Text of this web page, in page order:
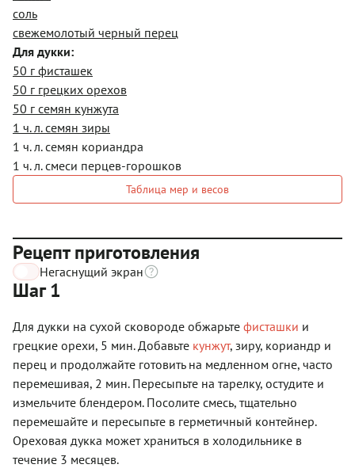
соль
свежемолотый черный перец
Для дукки:
50 г фисташек
50 г грецких орехов
50 г семян кунжута
1 ч. л. семян зиры
1 ч. л. семян кориандра
1 ч. л. смеси перцев-горошков
Таблица мер и весов
Рецепт приготовления
Негаснущий экран
Шаг 1
Для дукки на сухой сковороде обжарьте фисташки и
грецкие орехи, 5 мин. Добавьте кунжут, зиру, кориандр и
перец и продолжайте готовить на медленном огне, часто
перемешивая, 2 мин. Пересыпьте на тарелку, остудите и
измельчите блендером. Посолите смесь, тщательно
перемешайте и пересыпьте в герметичный контейнер.
Ореховая дукка может храниться в холодильнике в
течение 3 месяцев.